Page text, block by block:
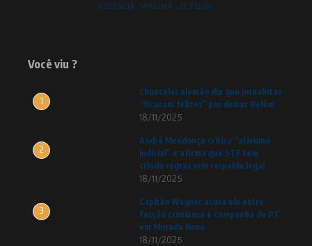
VIOLÊNCIA
VIRGINIA ZE FELIPE
Você viu ?
1
Chanceler alemão diz que jornalistas
“ficaram felizes” por deixar Belém
18/11/2025
2
André Mendonça critica “ativismo
judicial” e afirma que STF tem
criado regras sem respaldo legal
18/11/2025
3
Capitão Wagner acusa elo entre
facção criminosa e campanha do PT
em Morada Nova
18/11/2025